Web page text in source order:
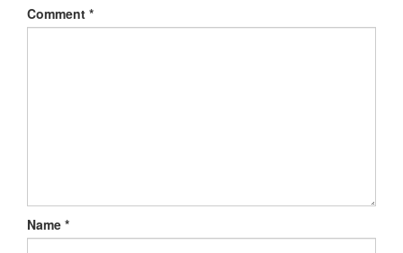
Comment *
Name *